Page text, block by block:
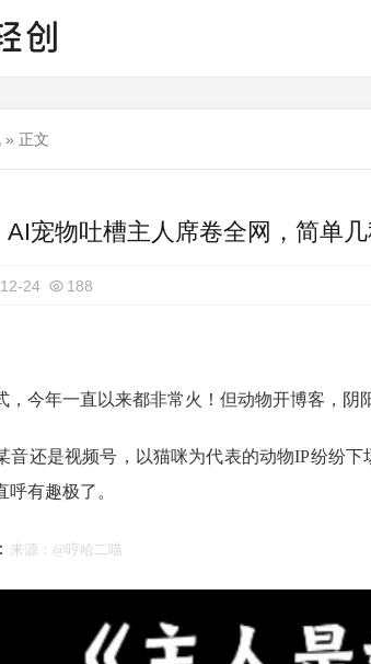
» 正文
AI宠物吐槽主人席卷全网，简单
24 188
，今年一直以来都非常火！但动物开博客，阴
音还是视频号，以猫咪为代表的动物IP纷纷
有趣极了。
： 来源：@哼哈二喵